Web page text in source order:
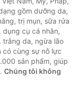
gồm dưỡng da,
trị mụn, sữa rửa
cụ cá nhân,
trắng da, ngừa lão
có cùng sự nỗ lực
sản phẩm, giúp
Chúng tôi không